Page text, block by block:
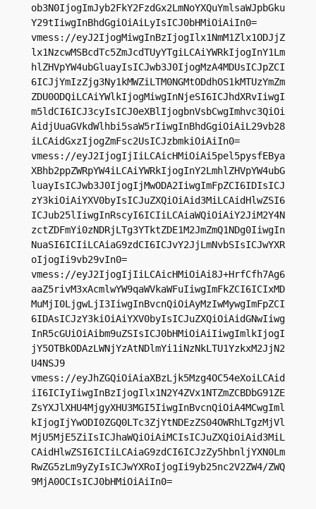
ob3N0IjogImJyb2FkY2FzdGx2LmNoYXQuYmlsaWJpbGku
Y29tIiwgInBhdGgiOiAiLyIsICJ0bHMiOiAiIn0=
vmess://eyJ2IjogMiwgInBzIjogIlx1NmM1Zlx1ODJjZ
lx1NzcwMSBcdTc5ZmJcdTUyYTgiLCAiYWRkIjogInY1Lm
hlZHVpYW4ubGluayIsICJwb3J0IjogMzA4MDUsICJpZCI
6ICJjYmIzZjg3Ny1kMWZiLTM0NGMtODdhOS1kMTUzYmZm
ZDU0ODQiLCAiYWlkIjogMiwgInNjeSI6ICJhdXRvIiwgI
m5ldCI6ICJ3cyIsICJ0eXBlIjogbnVsbCwgImhvc3QiOi
AidjUuaGVkdWlhbi5saW5rIiwgInBhdGgiOiAiL29vb28
iLCAidGxzIjogZmFsc2UsICJzbmkiOiAiIn0=
vmess://eyJ2IjogIjIiLCAicHMiOiAi5pel5pysfEBya
XBhb2ppZWRpYW4iLCAiYWRkIjogInY2LmhlZHVpYW4ubG
luayIsICJwb3J0IjogIjMwODA2IiwgImFpZCI6IDIsICJ
zY3kiOiAiYXV0byIsICJuZXQiOiAid3MiLCAidHlwZSI6
ICJub25lIiwgInRscyI6ICIiLCAiaWQiOiAiY2JiM2Y4N
zctZDFmYi0zNDRjLTg3YTktZDE1M2JmZmQ1NDg0IiwgIn
NuaSI6ICIiLCAiaG9zdCI6ICJvY2JjLmNvbSIsICJwYXR
oIjogIi9vb29vIn0=
vmess://eyJ2IjogIjIiLCAicHMiOiAi8J+HrfCfh7Ag6
aaZ5rivM3xAcmlwYW9qaWVkaWFuIiwgImFkZCI6ICIxMD
MuMjI0LjgwLjI3IiwgInBvcnQiOiAyMzIwMywgImFpZCI
6IDAsICJzY3kiOiAiYXV0byIsICJuZXQiOiAidGNwIiwg
InR5cGUiOiAibm9uZSIsICJ0bHMiOiAiIiwgImlkIjogI
jY5OTBkODAzLWNjYzAtNDlmYi1iNzNkLTU1YzkxM2JjN2
U4NSJ9
vmess://eyJhZGQiOiAiaXBzLjk5Mzg4OC54eXoiLCAid
iI6ICIyIiwgInBzIjogIlx1N2Y4ZVx1NTZmZCBDbG91ZE
ZsYXJlXHU4MjgyXHU3MGI5IiwgInBvcnQiOiA4MCwgIml
kIjogIjYwODI0ZGQ0LTc3ZjYtNDEzZS04OWRhLTgzMjVl
MjU5MjE5ZiIsICJhaWQiOiAiMCIsICJuZXQiOiAid3MiL
CAidHlwZSI6ICIiLCAiaG9zdCI6ICJzZy5hbnljYXN0Lm
RwZG5zLm9yZyIsICJwYXRoIjogIi9yb25nc2V2ZW4/ZWQ
9MjA0OCIsICJ0bHMiOiAiIn0=